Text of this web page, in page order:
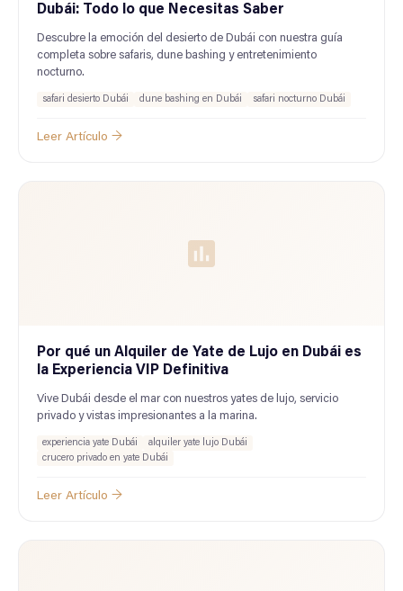
Dubái: Todo lo que Necesitas Saber
Descubre la emoción del desierto de Dubái con nuestra guía
completa sobre safaris, dune bashing y entretenimiento
nocturno.
safari desierto Dubái dune bashing en Dubái safari nocturno Dubái
Leer Artículo →
Por qué un Alquiler de Yate de Lujo en Dubái es
la Experiencia VIP Definitiva
Vive Dubái desde el mar con nuestros yates de lujo, servicio
privado y vistas impresionantes a la marina.
experiencia yate Dubái
alquiler yate lujo Dubái
crucero privado en yate Dubái
Leer Artículo →